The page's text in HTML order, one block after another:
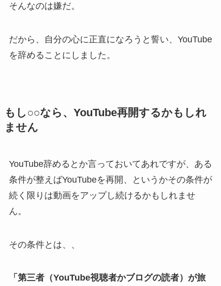
そんなのは嫌だ。
だから、自分の心に正直になろうと誓い、YouTube
を辞めることにしました。
もし○○なら、YouTube再開するかもしれ
ません
YouTube辞めるとか言っておいてあれですが、ある
条件が整えばYouTubeを再開、というかその条件が
続く限りは動画をアップし続けるかもしれませ
ん。
その条件とは、、
「第三者（YouTube視聴者かブログの読者）が旅